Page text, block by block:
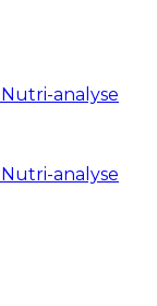
Nutri-analyse
Nutri-analyse